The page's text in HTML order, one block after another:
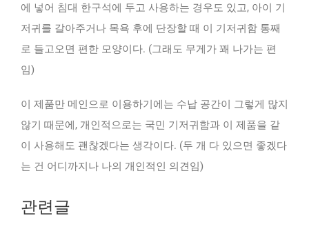
에 넣어 침대 한구석에 두고 사용하는 경우도 있고, 아이 기
저귀를 갈아주거나 목욕 후에 단장할 때 이 기저귀함 통째
로 들고오면 편한 모양이다. (그래도 무게가 꽤 나가는 편
임)
이 제품만 메인으로 이용하기에는 수납 공간이 그렇게 많지
않기 때문에, 개인적으로는 국민 기저귀함과 이 제품을 같
이 사용해도 괜찮겠다는 생각이다. (두 개 다 있으면 좋겠다
는 건 어디까지나 나의 개인적인 의견임)
관련글